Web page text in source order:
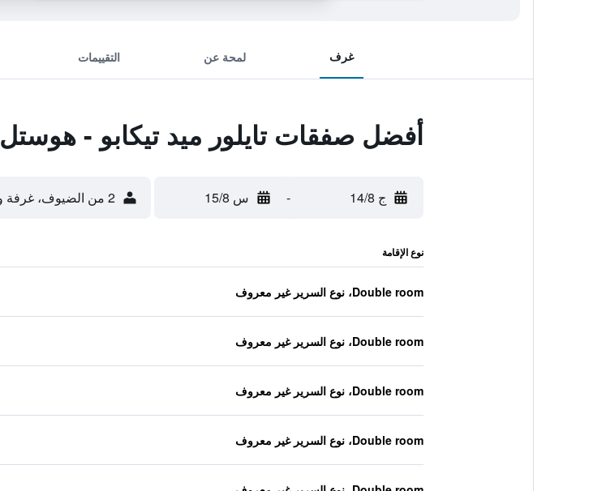
غرف لمحة عن التقييمات
أفضل صفقات تايلور ميد تيكابو - هوستل
ج 14/8 - س 15/8 2 من الضيوف، غرفة واحدة
نوع الإقامة
Double room، نوع السرير غير معروف
Double room، نوع السرير غير معروف
Double room، نوع السرير غير معروف
Double room، نوع السرير غير معروف